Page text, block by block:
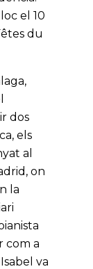
el 10
du
dos
els
al
on
la
com a
va